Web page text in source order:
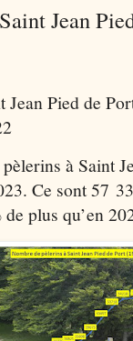
Jean
Jean Pied de
à Saint
Ce sont 57
plus qu’en